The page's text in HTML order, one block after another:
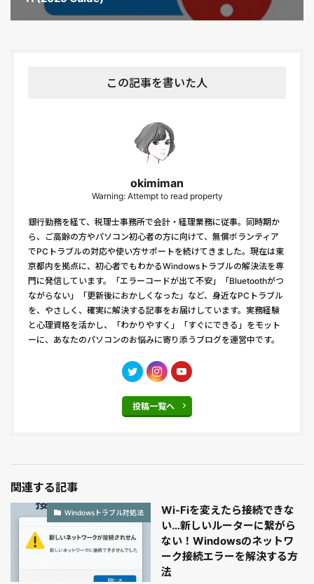
この記事を書いた人
okimiman
Warning: Attempt to read property
銀行勤務を経て、税理士事務所で会計・経理業務に従事。同時期か
ら、ご高齢の方やパソコン初心者の方に向けて、無償ボランティア
でPCトラブルの対応や使い方サポートを続けてきました。現在は東
京都内を拠点に、初心者でもわかるWindowsトラブルの解決法を専
門に発信しています。「エラーコードが出て不安」「Bluetoothがつ
ながらない」「更新後におかしくなった」など、身近なPCトラブル
を、やさしく、確実に解決する記事をお届けしています。実務経験
と心理資格を活かし、「わかりやすく」「すぐにできる」をモット
ーに、あなたのパソコンのお悩みに寄り添うブログを運営中です。
投稿一覧へ
関連する記事
Windowsトラブル対処法
Wi-Fiを変えたら接続できな
い…新しいルーターに繋がら
ない！Windowsのネットワ
ーク接続エラーを解決する方
法